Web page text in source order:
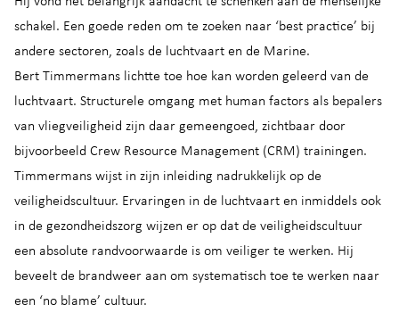
schakel. Een goede reden om te zoeken naar ‘best practice’ bij
andere sectoren, zoals de luchtvaart en de Marine.
Bert Timmermans lichtte toe hoe kan worden geleerd van de
luchtvaart. Structurele omgang met human factors als bepalers
van vliegveiligheid zijn daar gemeengoed, zichtbaar door
bijvoorbeeld Crew Resource Management (CRM) trainingen.
Timmermans wijst in zijn inleiding nadrukkelijk op de
veiligheidscultuur. Ervaringen in de luchtvaart en inmiddels ook
in de gezondheidszorg wijzen er op dat de veiligheidscultuur
een absolute randvoorwaarde is om veiliger te werken. Hij
beveelt de brandweer aan om systematisch toe te werken naar
een ‘no blame’ cultuur.